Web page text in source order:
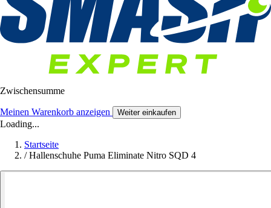
Zwischensumme
Meinen Warenkorb anzeigen Weiter einkaufen
Loading...
Startseite
/ Hallenschuhe Puma Eliminate Nitro SQD 4